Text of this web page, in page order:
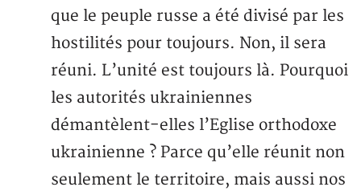
que le peuple russe a été divisé par les
hostilités pour toujours. Non, il sera
réuni. L’unité est toujours là. Pourquoi
les autorités ukrainiennes
démantèlent-elles l’Eglise orthodoxe
ukrainienne ? Parce qu’elle réunit non
seulement le territoire, mais aussi nos